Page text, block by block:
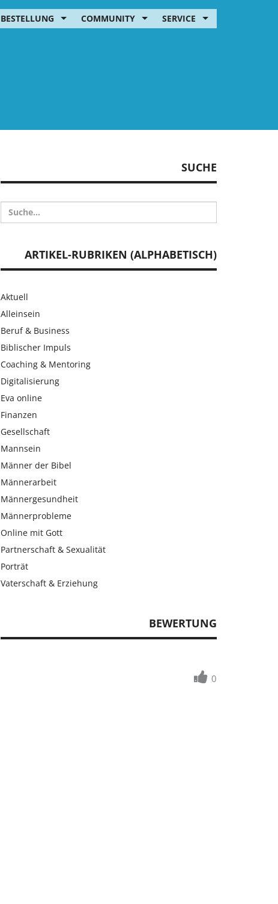
BESTELLUNG COMMUNITY SERVICE
SUCHE
ARTIKEL-RUBRIKEN (ALPHABETISCH)
Aktuell
Alleinsein
Beruf & Business
Biblischer Impuls
Coaching & Mentoring
Digitalisierung
Eva online
Finanzen
Gesellschaft
Mannsein
Männer der Bibel
Männerarbeit
Männergesundheit
Männerprobleme
Online mit Gott
Partnerschaft & Sexualität
Porträt
Vaterschaft & Erziehung
BEWERTUNG
0